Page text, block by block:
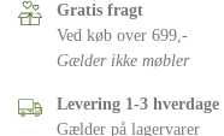
Gratis fragt
Ved køb over 699,-
Gælder ikke møbler
Levering 1-3 hverdage
Gælder på lagervarer